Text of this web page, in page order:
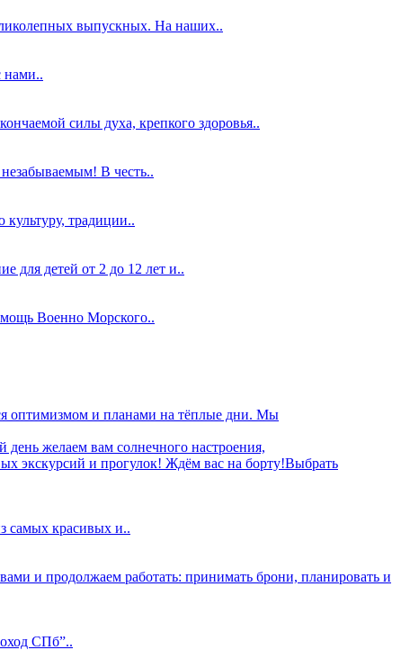
выпускных. На наших..
нами..
силы духа, крепкого здоровья..
В честь..
традиции..
для детей от 2 до 12 лет и..
мощь Военно Морского..
оптимизмом и планами на тёплые дни. Мы
день желаем вам солнечного настроения,
экскурсий и прогулок! Ждём вас на борту!Выбрать
самых красивых и..
и продолжаем работать: принимать брони, планировать и
СПб”..